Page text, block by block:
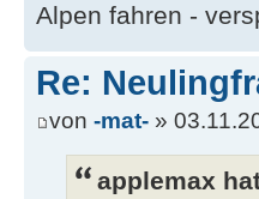
Alpen fahren -
Re:
von -mat- »
applemax